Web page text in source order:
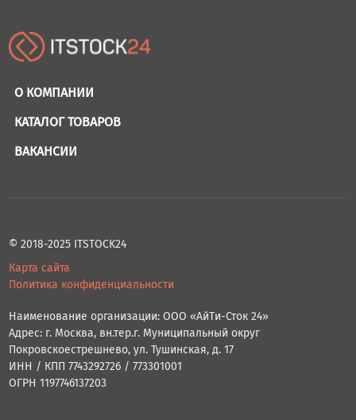
О КОМПАНИИ
КАТАЛОГ ТОВАРОВ
ВАКАНСИИ
© 2018-2025 ITSTOCK24
Карта сайта
Политика конфиденциальности
Наименование организации: ООО «АйТи-Сток 24»
Адрес: г. Москва, вн.тер.г. Муниципальный округ
Покровскоестрешнево, ул. Тушинская, д. 17
ИНН / КПП 7743292726 / 773301001
ОГРН 1197746137203